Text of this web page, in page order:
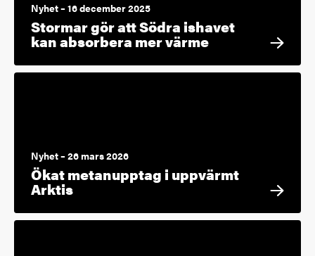
Nyhet – 16 december 2025
Stormar gör att Södra ishavet
kan absorbera mer värme
Nyhet – 26 mars 2026
Ökat metanupptag i uppvärmt
Arktis